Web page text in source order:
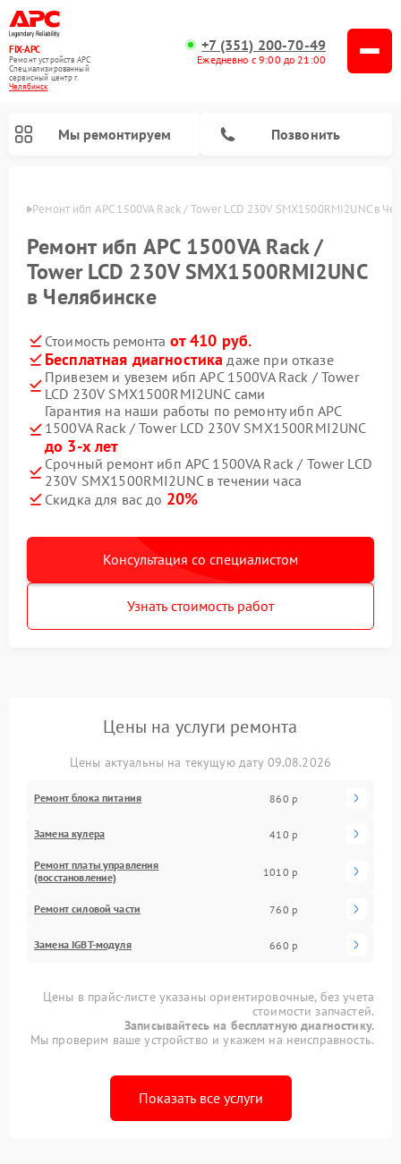
FIX-APC
Ремонт устройств APC
Специализированный
cервисный центр г.
Челябинск
+7 (351) 200-70-49
Ежедневно с 9:00 до 21:00
Мы ремонтируем Позвонить
Ремонт ибп APC 1500VA Rack / Tower LCD 230V SMX1500RMI2UNC в
Ремонт ибп APC 1500VA Rack /
Tower LCD 230V SMX1500RMI2UNC
в Челябинске
Стоимость ремонта от 410 руб.
Бесплатная диагностика даже при отказе
Привезем и увезем ибп APC 1500VA Rack / Tower
LCD 230V SMX1500RMI2UNC сами
Гарантия на наши работы по ремонту ибп APC
1500VA Rack / Tower LCD 230V SMX1500RMI2UNC
до 3-х лет
Срочный ремонт ибп APC 1500VA Rack / Tower LCD
230V SMX1500RMI2UNC в течении часа
Скидка для вас до 20%
Консультация со специалистом
Узнать стоимость работ
Цены на услуги ремонта
Цены актуальны на текущую дату 09.08.2026
Ремонт блока питания 860 р
Замена кулера 410 р
Ремонт платы управления
(восстановление)
1010 р
Ремонт силовой части 760 р
Замена IGBT-модуля 660 р
Цены в прайс-листе указаны ориентировочные, без учета
стоимости запчастей.
Записывайтесь на бесплатную диагностику.
Мы проверим ваше устройство и укажем на неисправность.
Показать все услуги